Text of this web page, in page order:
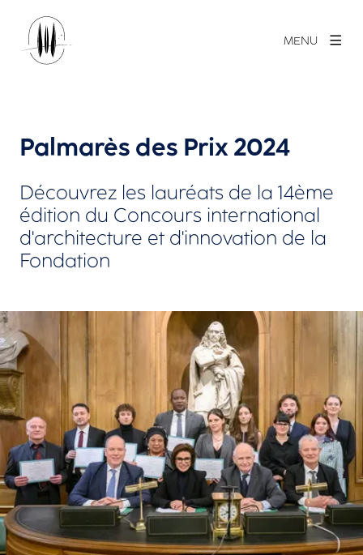
MENU
Palmarès des Prix 2024
Découvrez les lauréats de la 14ème
édition du Concours international
d'architecture et d'innovation de la
Fondation
Agrandir